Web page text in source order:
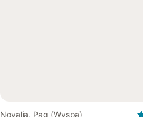
Novalja, Pag (Wyspa)